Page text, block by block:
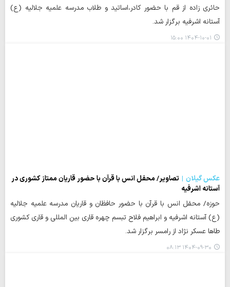
حائری زاده از قم با حضور کادر،اساتید و طلاب مدرسه علمیه جلالیه (ع)
آستانه اشرفیه برگزار شد.
۱۴۰۴-۱۰-۰۱ ۱۵:۰۰
عکس گیلان
تصاویر/ محفل انس با قرآن با حضور قاریان ممتاز کشوری در
آستانه اشرفیه
حوزه/ محفل انس با قرآن با حضور حافظان و قاریان مدرسه علمیه جلالیه
(ع) آستانه اشرفیه و ابراهیم فلاح تبسم چهره قاری بین المللی و قاری کشوری
طاها عسکر نژاد از رامسر برگزار شد.
۱۴۰۴-۰۹-۳۰ ۰۸:۱۳